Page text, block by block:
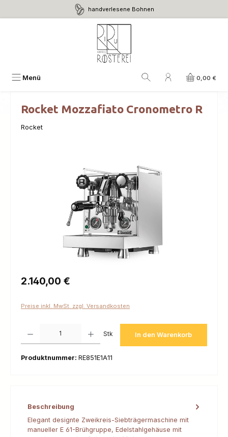
Zum Hauptinhalt springen handverlesene Bohnen
Menü 0,00 €
Rocket Mozzafiato Cronometro R
Rocket
Regulärer Preis:
2.140,00 €
Preise inkl. MwSt. zzgl. Versandkosten
Stk In den Warenkorb
Produktnummer: RE851E1A11
Beschreibung
Elegant designte Zweikreis-Siebträgermaschine mit
manueller E 61-Brühgruppe, Edelstahlgehäuse mit